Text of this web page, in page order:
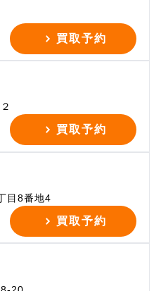
買取予約
買取予約
目8番地4
買取予約